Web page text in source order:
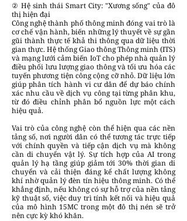
② Hệ sinh thái Smart City: "Xương sống" của đô
thị hiện đại
Công nghệ thành phố thông minh đóng vai trò là
cơ chế vận hành, biến những lý thuyết về sự gần
gũi thành thực tế khả thi thông qua dữ liệu thời
gian thực. Hệ thống Giao thông Thông minh (ITS)
và mạng lưới cảm biến IoT cho phép nhà quản lý
điều phối lưu lượng giao thông và tối ưu hóa các
tuyến phương tiện công cộng cỡ nhỏ. Dữ liệu lớn
giúp phân tích hành vi cư dân để dự báo chính
xác nhu cầu về dịch vụ công tại từng phân khu,
từ đó điều chỉnh phân bổ nguồn lực một cách
hiệu quả.
Vai trò của công nghệ còn thể hiện qua các nền
tảng số, nơi người dân có thể tương tác trực tiếp
với chính quyền và tiếp cận dịch vụ mà không
cần di chuyển vật lý. Sự tích hợp của AI trong
quản lý hạ tầng giúp giảm tới 30% thời gian di
chuyển và cải thiện đáng kể chất lượng không
khí nhờ quản lý đèn tín hiệu thông minh. Có thể
khẳng định, nếu không có sự hỗ trợ của nền tảng
kỹ thuật số, việc duy trì tính kết nối và hiệu quả
của mô hình 15MC trong một đô thị nén sẽ trở
nên cực kỳ khó khăn.